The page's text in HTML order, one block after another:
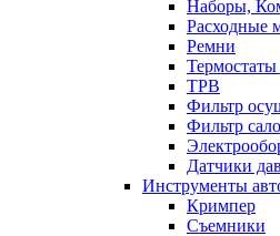
Наборы,
Расходные
Ремни
ТРВ
Фильтр
Фильтр
Датчики
Инструменты
Кримпер
Съемники